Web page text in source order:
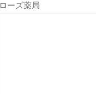
ローズ薬局